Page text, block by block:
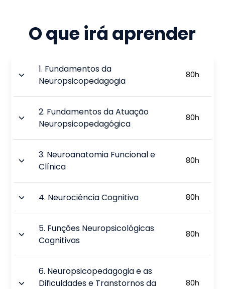
O que irá aprender
1. Fundamentos da
Neuropsicopedagogia
80h
2. Fundamentos da Atuação
Neuropsicopedagógica
80h
3. Neuroanatomia Funcional e
Clínica
80h
4. Neurociência Cognitiva 80h
5. Funções Neuropsicológicas
Cognitivas
80h
6. Neuropsicopedagogia e as
Dificuldades e Transtornos da
80h